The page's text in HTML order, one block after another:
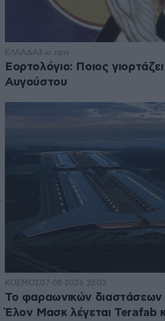
ΕΛΛΑΔΑ3 ω. πριν
Εορτολόγιο: Ποιος
Αυγούστου
ΚΟΣΜΟΣ07·08·2026 23:03
Το φαραωνικών διαστάσεων
Έλον Μασκ λέγεται Terafab